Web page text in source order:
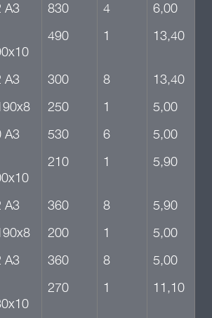
А3 830 4
6,00
490 1 13,40
А3 300 8
13,40
250 1
5,00
А3 530 6
5,00
210 1 5,90
А3 360 8
5,90
200 1
5,00
А3 360 8
5,00
270 1 11,10